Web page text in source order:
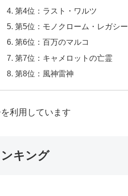
第4位：ラスト・ワルツ
第5位：モノクローム・レガシー
第6位：百万のマルコ
第7位：キャメロットの亡霊
第8位：風神雷神
利用しています
キング